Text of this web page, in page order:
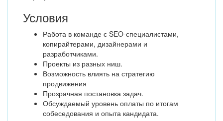
Условия
Работа в команде с SEO-специалистами,
копирайтерами, дизайнерами и
разработчиками.
Проекты из разных ниш.
Возможность влиять на стратегию
продвижения
Прозрачная постановка задач.
Обсуждаемый уровень оплаты по итогам
собеседования и опыта кандидата.